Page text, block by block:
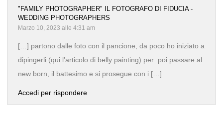
"FAMILY PHOTOGRAPHER" IL FOTOGRAFO DI FIDUCIA -
WEDDING PHOTOGRAPHERS
Marzo 10, 2023 alle 4:31 am
[…] partono dalle foto con il pancione, da poco ho iniziato a
dipingerli (qui l’articolo di belly painting) per poi passare al
new born, il battesimo e si prosegue con i […]
Accedi per rispondere